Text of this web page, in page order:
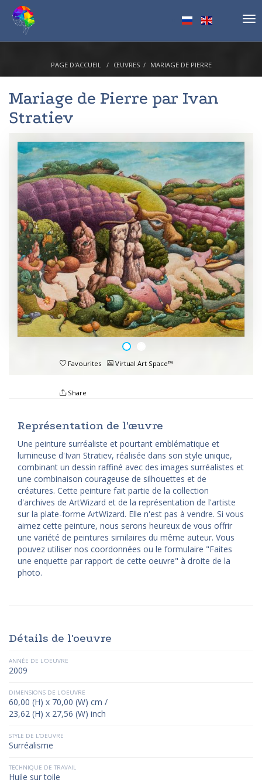
PAGE D'ACCUEIL ŒUVRES MARIAGE DE PIERRE
Mariage de Pierre par Ivan
Stratiev
Favourites Virtual Art Space™
Share
Représentation de l'œuvre
Une peinture surréaliste et pourtant emblématique et
lumineuse d'Ivan Stratiev, réalisée dans son style unique,
combinant un dessin raffiné avec des images surréalistes et
une combinaison courageuse de silhouettes et de
créatures. Cette peinture fait partie de la collection
d'archives de ArtWizard et de la représentation de l'artiste
sur la plate-forme ArtWizard. Elle n'est pas à vendre. Si vous
aimez cette peinture, nous serons heureux de vous offrir
une variété de peintures similaires du même auteur. Vous
pouvez utiliser nos coordonnées ou le formulaire "Faites
une enquette par rapport de cette oeuvre" à droite de la
photo.
Détails de l'oeuvre
ANNÉE DE L'OEUVRE
2009
DIMENSIONS DE L'OEUVRE
60,00 (H) x 70,00 (W) cm /
23,62 (H) x 27,56 (W) inch
STYLE DE L'OEUVRE
Surréalisme
TECHNIQUE DE TRAVAIL
Huile sur toile